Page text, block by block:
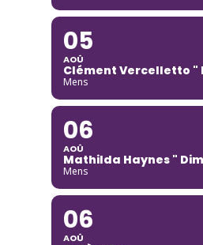
05
AOÛ
Clément Vercelletto "
Mens
06
AOÛ
Mathilda Haynes "
Mens
06
AOÛ